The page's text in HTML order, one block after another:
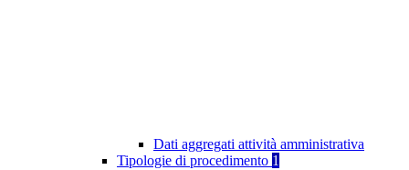
Dati aggregati attività amministrativa
Tipologie di procedimento 1